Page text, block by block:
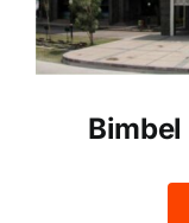
Bimbel